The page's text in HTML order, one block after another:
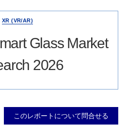
テ
ク
ス
ム
リ
ー
XR (VR/AR)
Glass Market
2026
このレポートについて問合せる